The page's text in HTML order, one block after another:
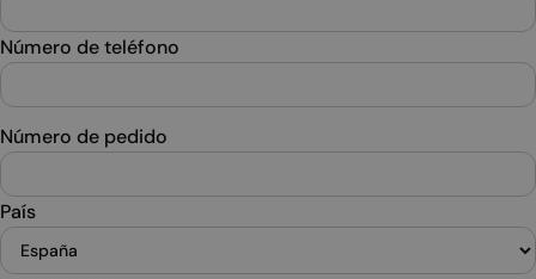
Número de teléfono
Número de pedido
País